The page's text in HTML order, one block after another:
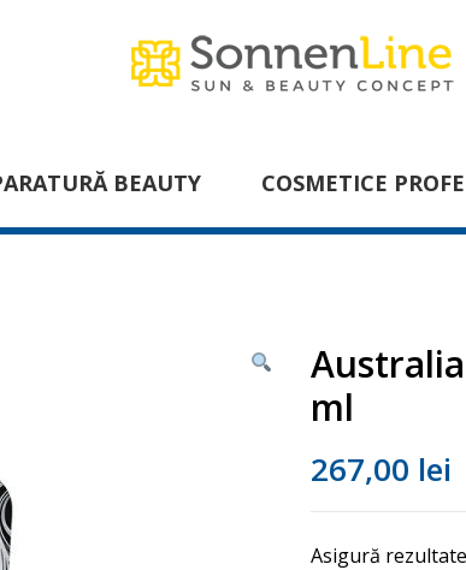
BEAUTY COSMETICE
ml
267,00 lei
Asigură